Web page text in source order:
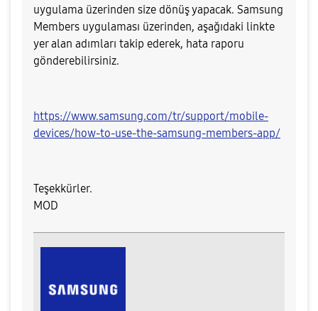
uygulama üzerinden size dönüş yapacak. Samsung
Members uygulaması üzerinden, aşağıdaki linkte
yer alan adımları takip ederek, hata raporu
gönderebilirsiniz.
https://www.samsung.com/tr/support/mobile-
devices/how-to-use-the-samsung-members-app/
Teşekkürler.
MOD​